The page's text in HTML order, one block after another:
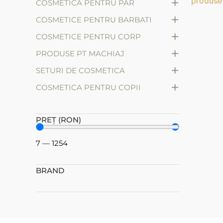
COSMETICA PENTRU PAR
COSMETICE PENTRU BARBATI +
COSMETICE PENTRU CORP +
PRODUSE PT MACHIAJ +
SETURI DE COSMETICA +
СOSMETICA PENTRU COPII +
PREȚ (RON)
7 — 1254
BRAND